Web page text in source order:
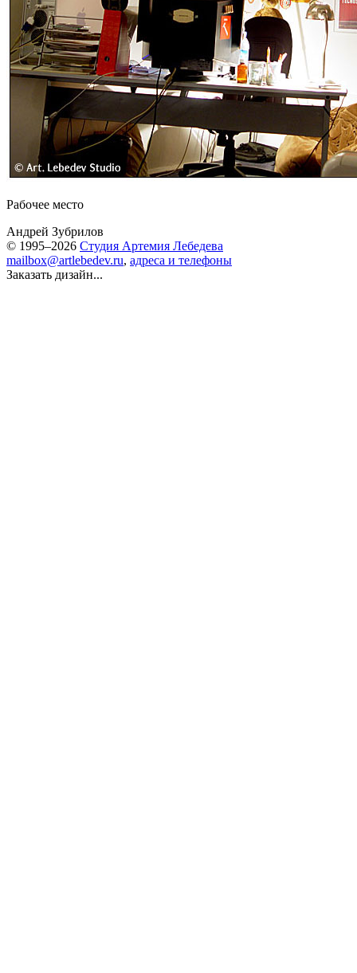
Рабочее место
Андрей Зубрилов
© 1995–2026 Студия Артемия Лебедева
mailbox@artlebedev.ru, адреса и телефоны
Заказать дизайн...